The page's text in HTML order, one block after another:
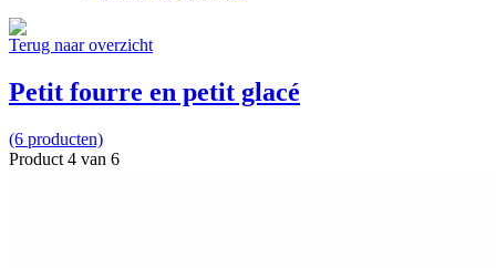
Terug naar overzicht
Petit fourre en petit glacé
(6 producten)
Product 4 van 6